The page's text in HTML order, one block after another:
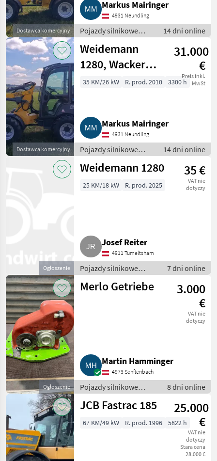
Dostawca komercyjny
Markus Mairinger
4931 Neundling
Pojazdy silnikowe
rolnicze / Ładowarki
rolnicze
14 dni online
Dostawca komercyjny
Weidemann
1280, Wacker
Neuson WL 25
31.000
€
Preis inkl.
MwSt
35 KM/26 kW R. prod. 2010 3300 h
Markus Mairinger
4931 Neundling
Pojazdy silnikowe
rolnicze / Ładowarki
rolnicze
14 dni online
Ogłoszenie
Weidemann 1280 35 €
VAT nie
dotyczy
25 KM/18 kW R. prod. 2025
Josef Reiter
4911 Tumeltsham
Pojazdy silnikowe
rolnicze / Ładowarki
rolnicze
7 dni online
Ogłoszenie
Merlo Getriebe
3.000
€
VAT nie
dotyczy
Martin Hamminger
4973 Senftenbach
Pojazdy silnikowe
rolnicze / Ładowarki
rolnicze
8 dni online
JCB Fastrac 185
25.000
€
VAT nie
dotyczy
Stara cena
28.000 €
67 KM/49 kW R. prod. 1996 5822 h